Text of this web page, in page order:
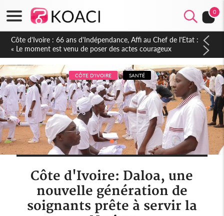
0
Côte d'Ivoire-Burkina : La CCI-BF désire instaurer un échange
constant avec Abidjan pour favoriser l'amélioration continue
de leurs liens avec la plateforme portuaire
CÔTE D'IVOIRE SANTÉ
Côte d'Ivoire: Daloa, une
nouvelle génération de
soignants prête à servir la